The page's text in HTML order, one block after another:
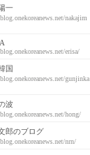
一
nakajim
erisa/
国
gunjinka
波
hong/
郎のブログ
nrn/